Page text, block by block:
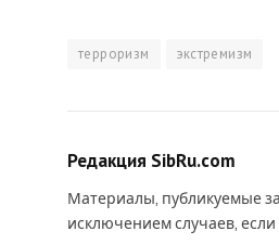
терроризм экстремизм
Редакция SibRu.com
Материалы, публикуемые
исключением случаев,